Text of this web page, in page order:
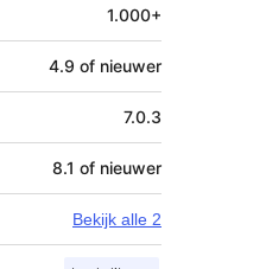
1.000+
4.9 of nieuwer
7.0.3
8.1 of nieuwer
Bekijk alle 2